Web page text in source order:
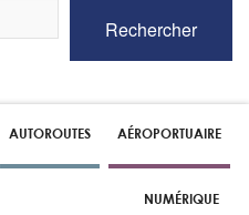
Rechercher
AUTOROUTES AÉROPORTUAIRE
NUMÉRIQUE